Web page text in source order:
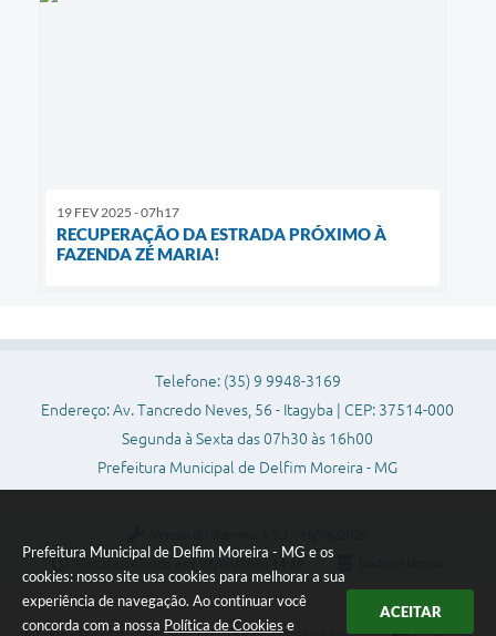
Prefeitura Municipal de Delfim Moreira - MG e os
cookies: nosso site usa cookies para melhorar a sua
experiência de navegação. Ao continuar você
concorda com a nossa Política de Cookies e
ACEITAR
19 FEV 2025 - 07h17
RECUPERAÇÃO DA ESTRADA PRÓXIMO À
FAZENDA ZÉ MARIA!
Telefone: (35) 9 9948-3169
Endereço: Av. Tancredo Neves, 56 - Itagyba | CEP: 37514-000
Segunda à Sexta das 07h30 às 16h00
Prefeitura Municipal de Delfim Moreira - MG
Portal atualizado em:
Copyright Instar - 2006-2026. Todos os direitos reservados -